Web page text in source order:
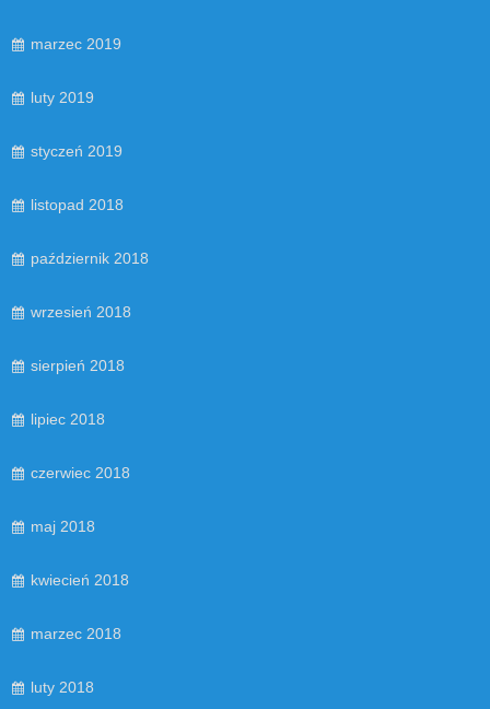
marzec 2019
luty 2019
styczeń 2019
listopad 2018
październik 2018
wrzesień 2018
sierpień 2018
lipiec 2018
czerwiec 2018
maj 2018
kwiecień 2018
marzec 2018
luty 2018